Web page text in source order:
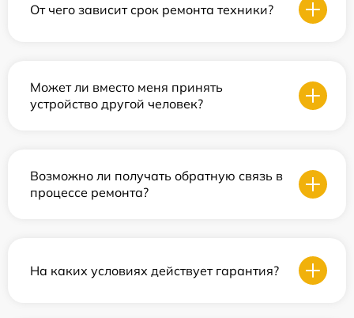
От чего зависит срок ремонта техники?
Может ли вместо меня принять
устройство другой человек?
Возможно ли получать обратную связь в
процессе ремонта?
На каких условиях действует гарантия?